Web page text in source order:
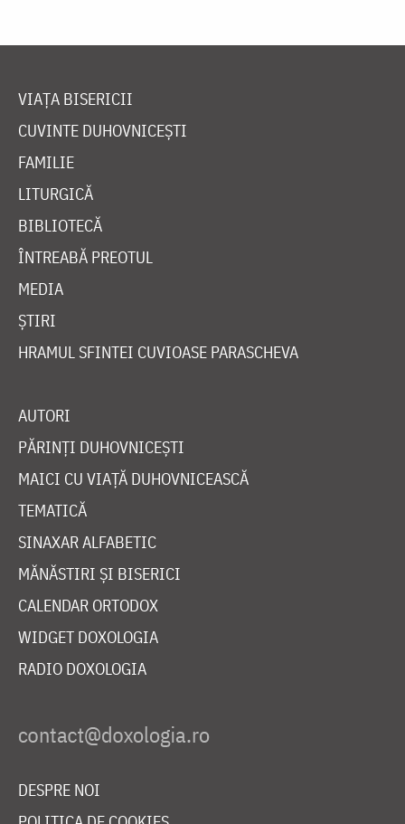
VIAȚA BISERICII
CUVINTE DUHOVNICEȘTI
FAMILIE
LITURGICĂ
BIBLIOTECĂ
ÎNTREABĂ PREOTUL
MEDIA
ȘTIRI
HRAMUL SFINTEI CUVIOASE PARASCHEVA
AUTORI
PĂRINȚI DUHOVNICEȘTI
MAICI CU VIAȚĂ DUHOVNICEASCĂ
TEMATICĂ
SINAXAR ALFABETIC
MĂNĂSTIRI ȘI BISERICI
CALENDAR ORTODOX
WIDGET DOXOLOGIA
RADIO DOXOLOGIA
DESPRE NOI